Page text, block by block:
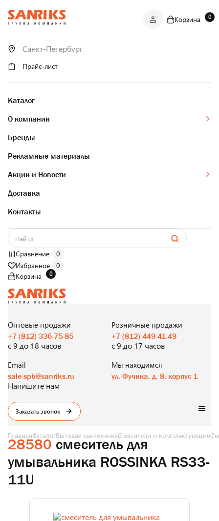
ОПТОМ
И В РОЗНИЦУ
Корзина 0
Прайс-лист
Каталог
О компании
Бренды
Рекламные материалы
Акции и Новости
Доставка
Контакты
Сравнение
0
Избранное
0
Корзина
0
И В РОЗНИЦУ
Оптовые продажи
+7 (812) 336-75-85
с 9 до 18 часов
Розничные продажи
+7 (812) 449-41-49
с 9 до 17 часов
Email
sale-spb@sanriks.ru
Напишите нам
Мы находимся
ул. Фучика, д. 8, корпус 1
Заказать звонок
ГлавнаяКаталогБытовая сантехникаСмесители и комплектующие
28580 смеситель для
умывальника ROSSINKA RS33-
11U